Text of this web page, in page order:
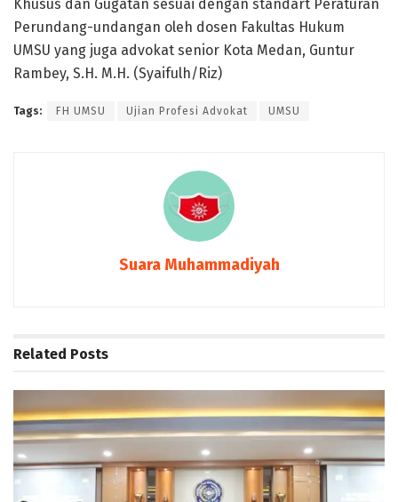
Khusus dan Gugatan sesuai dengan standart Peraturan
Perundang-undangan oleh dosen Fakultas Hukum
UMSU yang juga advokat senior Kota Medan, Guntur
Rambey, S.H. M.H. (Syaifulh/Riz)
Tags: FH UMSU Ujian Profesi Advokat UMSU
Suara Muhammadiyah
Related Posts